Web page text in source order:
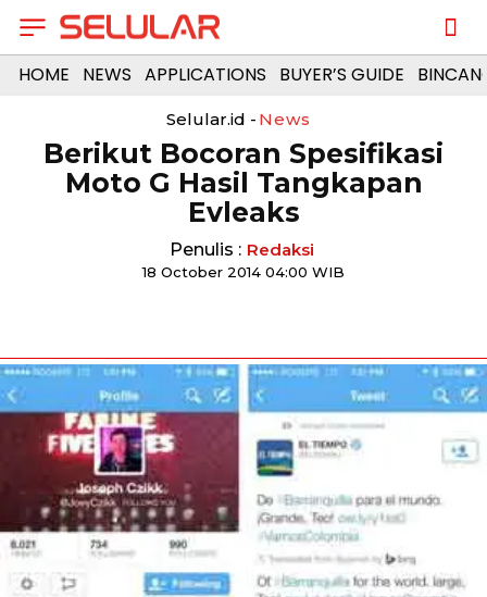
HOME NEWS APPLICATIONS BUYER’S GUIDE
Selular.id - News
Berikut Bocoran Spesifikasi
Moto G Hasil Tangkapan
Evleaks
Penulis : Redaksi
18 October 2014 04:00 WIB